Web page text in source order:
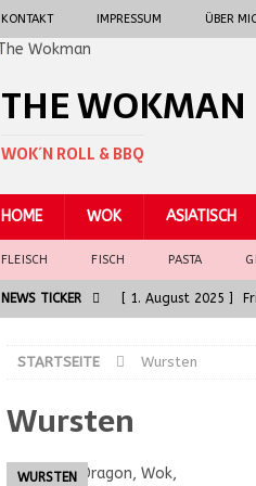
KONTAKT IMPRESSUM ÜBER
THE WOKMAN
WOK´N ROLL & BBQ
HOME WOK ASIATISCH
FLEISCH FISCH PASTA
NEWS TICKER [ 1. August 2025 ]
[ 7. August 2025 ]
STARTSEITE Wursten
Wursten
WURSTEN